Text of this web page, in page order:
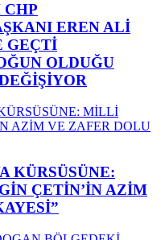
CHP
EREN ALİ
GEÇTİ
OLDUĞU
KÜRSÜSÜNE:
ÇETİN’İN AZİM